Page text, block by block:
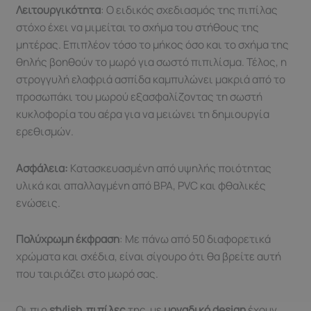
Λειτουργικότητα: Ο ειδικός σχεδιασμός της πιπίλας
στόχο έχει να μιμείται το σχήμα του στήθους της
μητέρας. Επιπλέον τόσο το μήκος όσο και το σχήμα της
θηλής βοηθούν το μωρό για σωστό πιπιλίσμα. Τέλος, η
στρογγυλή ελαφριά ασπίδα καμπυλώνει μακριά από το
προσωπάκι του μωρού εξασφαλίζοντας τη σωστή
κυκλοφορία του αέρα για να μειώνει τη δημιουργία
ερεθισμών.
Ασφάλεια: Kατασκευασμένη από υψηλής ποιότητας
υλικά και απαλλαγμένη από BPA, PVC και φθαλικές
ενώσεις.
Πολύχρωμη έκφραση: Με πάνω από 50 διαφορετικά
χρώματα και σχέδια, είναι σίγουρο ότι θα βρείτε αυτή
που ταιριάζει στο μωρό σας.